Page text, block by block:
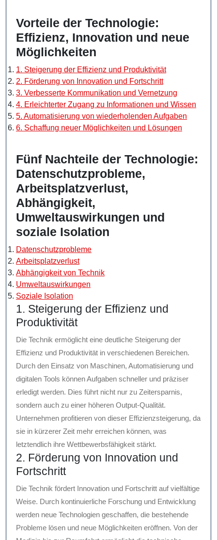
Vorteile der Technologie:
Effizienz, Innovation und neue
Möglichkeiten
1. Steigerung der Effizienz und Produktivität
2. Förderung von Innovation und Fortschritt
3. Verbesserte Kommunikation und Vernetzung
4. Erleichterter Zugang zu Informationen und Wissen
5. Automatisierung von wiederholenden Aufgaben
6. Schaffung neuer Möglichkeiten und Lösungen
Fünf Nachteile der Technologie:
Datenschutzprobleme,
Arbeitsplatzverlust,
Abhängigkeit,
Umweltauswirkungen und
soziale Isolation
Datenschutzprobleme
Arbeitsplatzverlust
Abhängigkeit von Technik
Umweltauswirkungen
Soziale Isolation
1. Steigerung der Effizienz und
Produktivität
Die Technik ermöglicht eine deutliche Steigerung der
Effizienz und Produktivität in verschiedenen Bereichen.
Durch den Einsatz von Maschinen, Automatisierung und
digitalen Tools können Aufgaben schneller und präziser
erledigt werden. Dies führt nicht nur zu Zeitersparnis,
sondern auch zu einer höheren Output-Qualität.
Unternehmen profitieren von dieser Effizienzsteigerung, da
sie in kürzerer Zeit mehr erreichen können, was
letztendlich ihre Wettbewerbsfähigkeit stärkt.
2. Förderung von Innovation und
Fortschritt
Die Technik fördert Innovation und Fortschritt auf vielfältige
Weise. Durch kontinuierliche Forschung und Entwicklung
werden neue Technologien geschaffen, die bestehende
Probleme lösen und neue Möglichkeiten eröffnen. Von der